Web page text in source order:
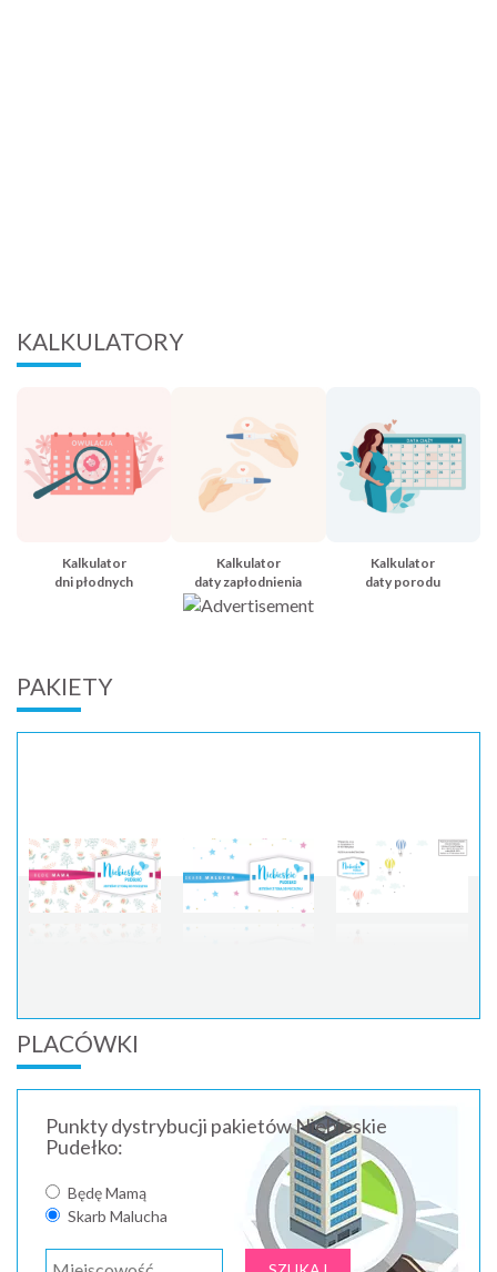
KALKULATORY
Kalkulator
dni płodnych
Kalkulator
daty zapłodnienia
Kalkulator
daty porodu
PAKIETY
PLACÓWKI
Punkty dystrybucji pakietów Niebieskie
Pudełko:
Będę Mamą
Skarb Malucha